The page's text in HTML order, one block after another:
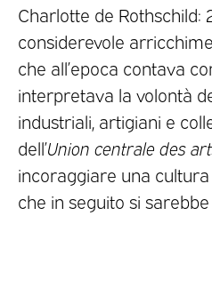
Charlotte de
considerevole
che all’epoca contava
interpretava la volontà
industriali, artigiani e
dell’Union centrale des
incoraggiare una cultura
che in seguito si